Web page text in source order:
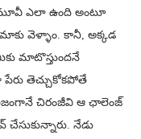
మూవీ ఎలా ఉంది అంటూ
వెళ్ళాం. కానీ, అక్కడ
మాటొస్తుందనే
తెచ్చుకోకపోతే
చిరంజీవి ఆ ఛాలెంజ్
నేడు